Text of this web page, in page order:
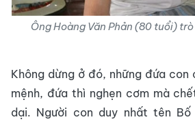
Ông Hoàng Văn Phản (80 tuổi)
Không dừng ở đó, những đứa con
mệnh, đứa thì nghẹn cơm mà
dại. Người con duy nhất tên